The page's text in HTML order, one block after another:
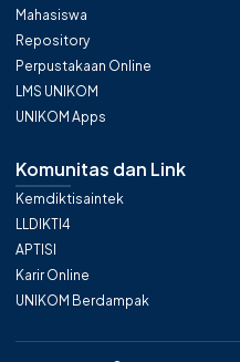
Mahasiswa
Repository
Perpustakaan Online
LMS UNIKOM
UNIKOM Apps
Komunitas dan Link
Kemdiktisaintek
LLDIKTI4
APTISI
Karir Online
UNIKOM Berdampak